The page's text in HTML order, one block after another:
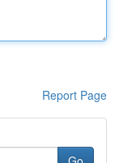
Report Page